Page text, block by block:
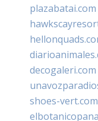
plazabatai.com
decogaleri.com
shoes-vert.com